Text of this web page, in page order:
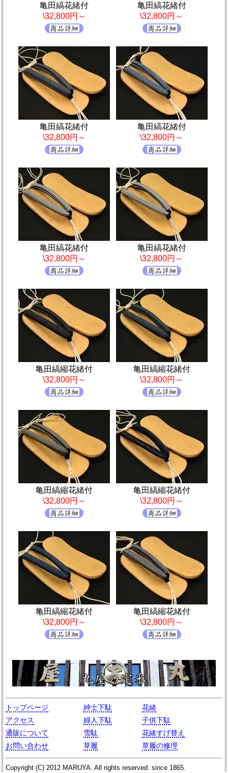
亀田縞花緒付
\32,800円～
亀田縞花緒付
\32,800円～
亀田縞花緒付
\32,800円～
亀田縞花緒付
\32,800円～
亀田縞花緒付
\32,800円～
亀田縞花緒付
\32,800円～
亀田縞縮花緒付
\32,800円～
亀田縞縮花緒付
\32,800円～
亀田縞縮花緒付
\32,800円～
亀田縞縮花緒付
\32,800円～
亀田縞縮花緒付
\32,800円～
亀田縞縮花緒付
\32,800円～
トップページ
アクセス
通販について
お問い合わせ
紳士下駄
婦人下駄
雪駄
草履
花緒
子供下駄
花緒すげ替え
草履の修理
Copyright (C) 2012 MARUYA . All rights reserved. since 1865.